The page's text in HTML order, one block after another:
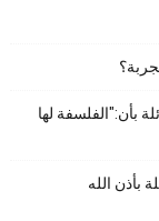
بأن:"الفلسفة لها
بأذن الله